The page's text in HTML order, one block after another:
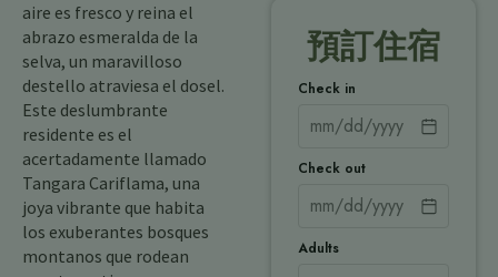
aire es fresco y reina el
abrazo esmeralda de la
selva, un maravilloso
destello atraviesa el dosel.
Este deslumbrante
residente es el
acertadamente llamado
Tangara Cariflama, una
joya vibrante que habita
los exuberantes bosques
montanos que rodean
預訂住宿
Check in
Check out
Adults